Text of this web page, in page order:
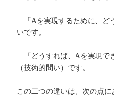
「Aを実現するために、ど
いです。
「どうすれば、Aを実現で
（技術的問い）です。
この二つの違いは、次の点に